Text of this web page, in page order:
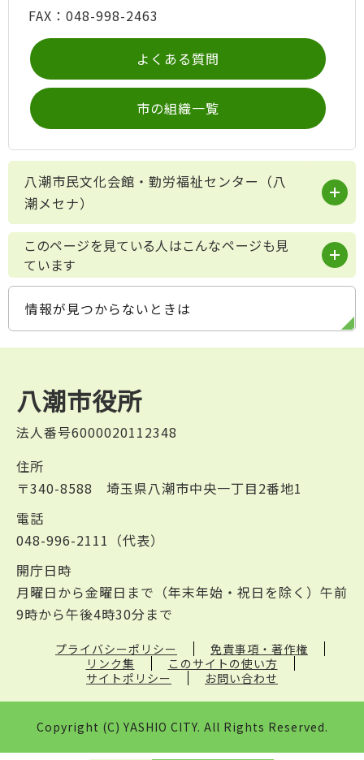
FAX：048-998-2463
よくある質問
市の組織一覧
八潮市民文化会館・勤労福祉センター（八
潮メセナ）
このページを見ている人はこんなページも見
ています
情報が見つからないときは
八潮市役所
法人番号6000020112348
住所
〒340-8588 埼玉県八潮市中央一丁目2番地1
電話
048-996-2111（代表）
開庁日時
月曜日から金曜日まで（年末年始・祝日を除く）午前
9時から午後4時30分まで
プライバシーポリシー
免責事項・著作権
リンク集
このサイトの使い方
サイトポリシー
お問い合わせ
Copyright (C) YASHIO CITY. All Rights Reserved.